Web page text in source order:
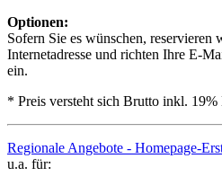
Optionen:
Sofern Sie es wünschen, reservieren
Internetadresse und richten Ihre E-
ein.
* Preis versteht sich Brutto inkl.
Regionale Angebote - Homepage-
u.a. für: